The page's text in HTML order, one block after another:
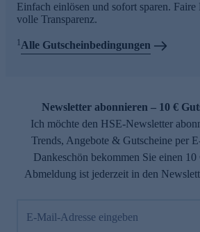
Einfach einlösen und sofort sparen.
volle Transparenz.
1Alle Gutscheinbedingungen
Newsletter abonnieren – 10 €
Ich möchte den HSE-Newsletter
Trends, Angebote & Gutscheine per
Dankeschön bekommen Sie einen
Abmeldung ist jederzeit in den
E-Mail-Adresse eingeben